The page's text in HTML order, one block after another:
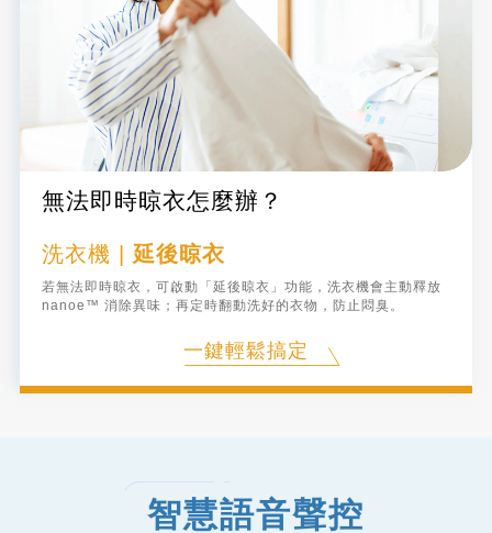
無法即時晾衣怎麼辦？
洗衣機 | 延後晾衣
若無法即時晾衣，可啟動「延後晾衣」功能，洗衣機會主動釋放
nanoe™ 消除異味；再定時翻動洗好的衣物，防止悶臭。
一鍵輕鬆搞定
總是不記得買過什麼？
電冰箱 | 食材管理
就算不在家，冰箱內缺什麼食材、哪些食材即將過期，都清清楚
一鍵輕鬆搞定
想要隨時享受舒適？
空調|智慧操控家中空調
不論是炎熱或寒冷的日子，只要開啟Panasonic IoT APP，隨時
一鍵輕鬆搞定
連續雨天，家中快發霉？
除濕機 | 遠端控制除濕
開啟Panasonic IoT APP可隨時查看家中濕度，若到達預設濕
一鍵輕鬆搞定
想要隨時享受好空氣？
空氣清淨機|空氣品質顯示
室外空氣品質不良時，會主動推播詢問是否要開啟家中空氣清淨
數値或狀態，守護家人的美好呼吸。
一鍵輕鬆搞定
使用一鍵控制，急著出門也不慌張！
全熱交換器|新增一鍵控制
手，透過智慧音箱，動動口也能輕鬆啟動家中Panasonic IoT智
智慧語音聲控